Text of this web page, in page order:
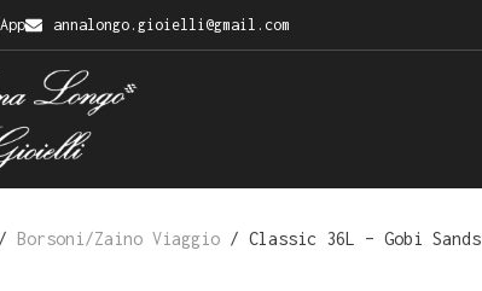
annalongo.gioielli@gmail.com
Borsoni/Zaino Viaggio / Classic 36L – Gobi Sands